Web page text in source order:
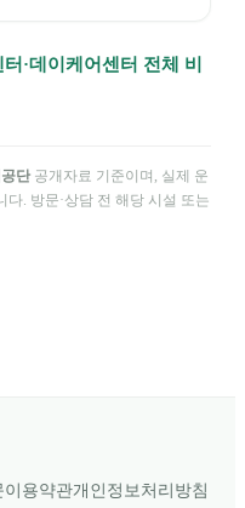
·데이케어센터 전체 비
단 공개자료 기준이며, 실제 운
. 방문·상담 전 해당 시설 또는
이용약관개인정보처리방침